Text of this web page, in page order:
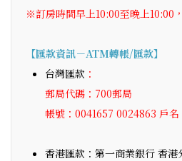
※訂房時間早上10:00至晚上10:00
【匯款資訊－ATM轉帳/匯款】
台灣匯款 ：
郵局代碼：700郵局
帳號：0041657 0024863 戶
香港匯款：第一商業銀行 香港